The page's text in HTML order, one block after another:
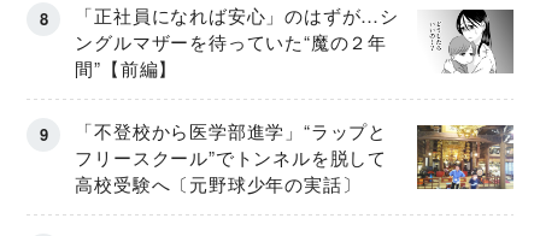
「正社員になれば安心」のはずが…シ
ングルマザーを待っていた“魔の２年
間”【前編】
「不登校から医学部進学」“ラップと
フリースクール”でトンネルを脱して
高校受験へ〔元野球少年の実話〕